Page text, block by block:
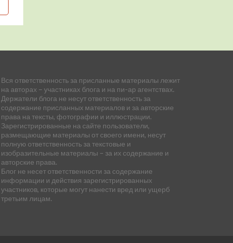
Вся ответственность за присланные материалы лежит
на авторах – участниках блога и на пи-ар агентствах.
Держатели блога не несут ответственность за
содержание присланных материалов и за авторские
права на тексты, фотографии и иллюстрации.
Зарегистрированные на сайте пользователи,
размещающие материалы от своего имени, несут
полную ответственность за текстовые и
изобразительные материалы – за их содержание и
авторские права.
Блог не несет ответственности за содержание
информации и действия зарегистрированных
участников, которые могут нанести вред или ущерб
третьим лицам.